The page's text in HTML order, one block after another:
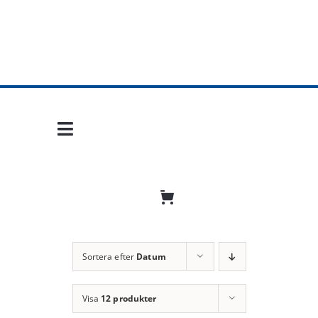
Toggle
Jobba hos oss
Bli återförsäljare
Sortera efter Datum
Visa 12 produkter